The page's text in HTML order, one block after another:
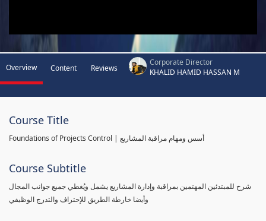
Overview Content Reviews
Corporate Director
KHALID HAMID HASSAN M
Course Title
Foundations of Projects Control | أسس ومهام مراقبة المشاريع
Course Subtitle
شرح للمبتدئين المهتمين بمراقبة وإدارة المشاريع يشمل ويُغطي جميع جوانب المجال
وأيضا خارطة الطريق للإحتراف والتدرج الوظيفي